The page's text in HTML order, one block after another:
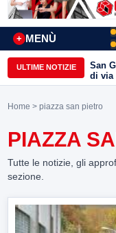
MENÙ
+
ULTIME NOTIZIE
San
di via
Home > piazza san pietro
PIAZZA
Tutte le notizie, gli
sezione.